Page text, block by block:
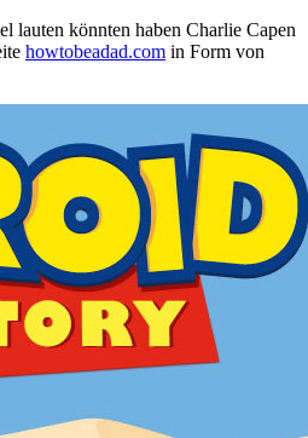
lauten könnten haben Charlie Capen
howtobeadad.com in Form von